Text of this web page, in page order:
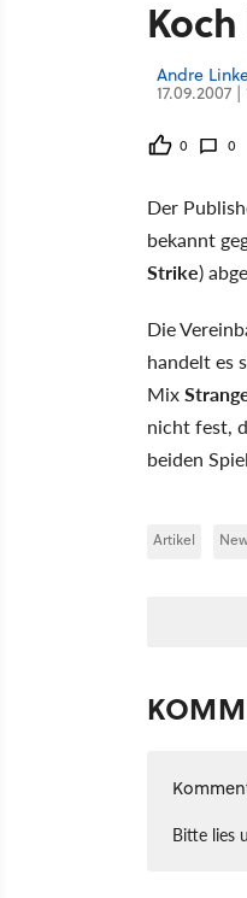
Andre
17.09.2007
0 0
Der
bekannt
Strike)
Die
handelt es
Mix
nicht fest,
beiden
Artikel
Bitte lies